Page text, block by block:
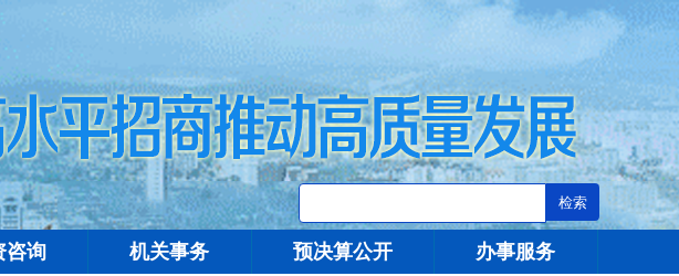
咨询 机关事务 预决算公开 办事服务